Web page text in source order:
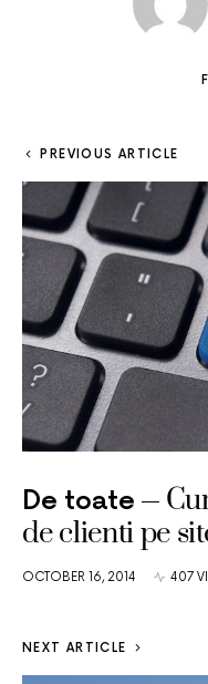
PREVIOUS ARTICLE
De toate
de clienti pe
OCTOBER 16, 2014 407
NEXT ARTICLE